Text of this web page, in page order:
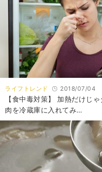
ライフトレンド 2018/07/04
【食中毒対策】 加熱だけじ
肉を冷蔵庫に入れてみ…